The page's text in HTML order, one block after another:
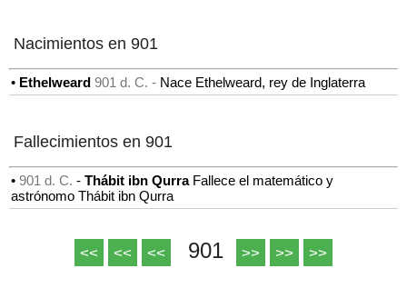
Nacimientos en 901
• Ethelweard 901 d. C. - Nace Ethelweard, rey de Inglaterra
Fallecimientos en 901
• 901 d. C. - Thábit ibn QurraFallece el matemático y
astrónomo Thábit ibn Qurra
<< << << 901 >> >> >>